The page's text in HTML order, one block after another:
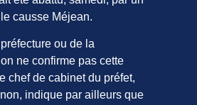
causse Méjean.
ou de la
ne confirme pas cette
chef de cabinet du préfet,
indique par ailleurs que